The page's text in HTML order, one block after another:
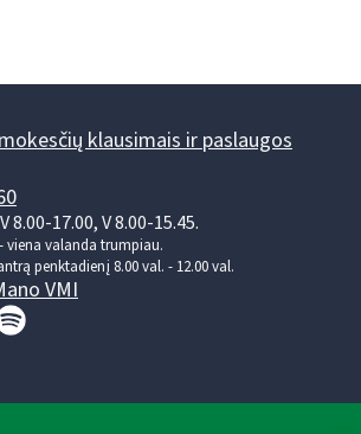
klausimais ir paslaugos
8.00-17.00, V 8.00-15.45.
viena valanda trumpiau.
penktadienį 8.00 val. - 12.00 val.
VMI